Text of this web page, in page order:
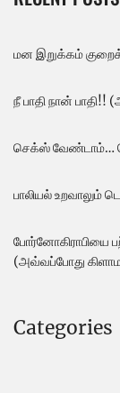
மன இறுக்கம்
நீ பாதி நான் பாதி!!
செக்ஸ் வேண்டாம்…
பாலியல் உறவாலும்
போர்னோகிராபியை
(அவ்வப்போது
Categories